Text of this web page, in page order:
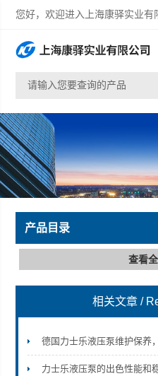
您好，欢迎进入上海康驿实业有
产品目录
查看
相关文章 /